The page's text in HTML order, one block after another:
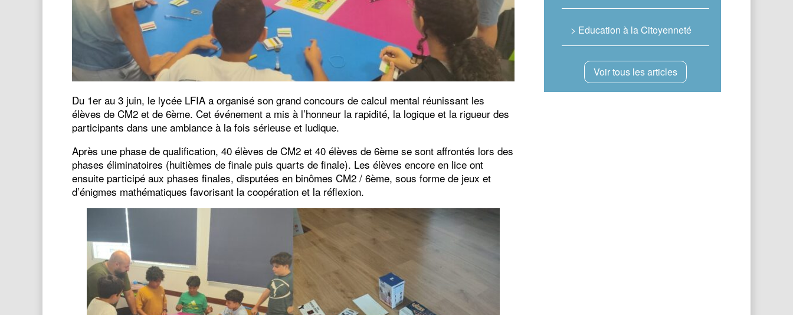
Du 1er au 3 juin, le lycée LFIA a organisé son grand concours de calcul mental réunissant les
élèves de CM2 et de 6ème. Cet événement a mis à l’honneur la rapidité, la logique et la rigueur des
participants dans une ambiance à la fois sérieuse et ludique.
Après une phase de qualification, 40 élèves de CM2 et 40 élèves de 6ème se sont affrontés lors des
phases éliminatoires (huitièmes de finale puis quarts de finale). Les élèves encore en lice ont
ensuite participé aux phases finales, disputées en binômes CM2 / 6ème, sous forme de jeux et
d’énigmes mathématiques favorisant la coopération et la réflexion.
> Education à la Citoyenneté
Voir tous les articles